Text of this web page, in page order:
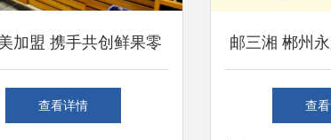
加盟 携手共创鲜果零
售的黄金时代
查看详情
邮三湘 郴州
十大名橙
查